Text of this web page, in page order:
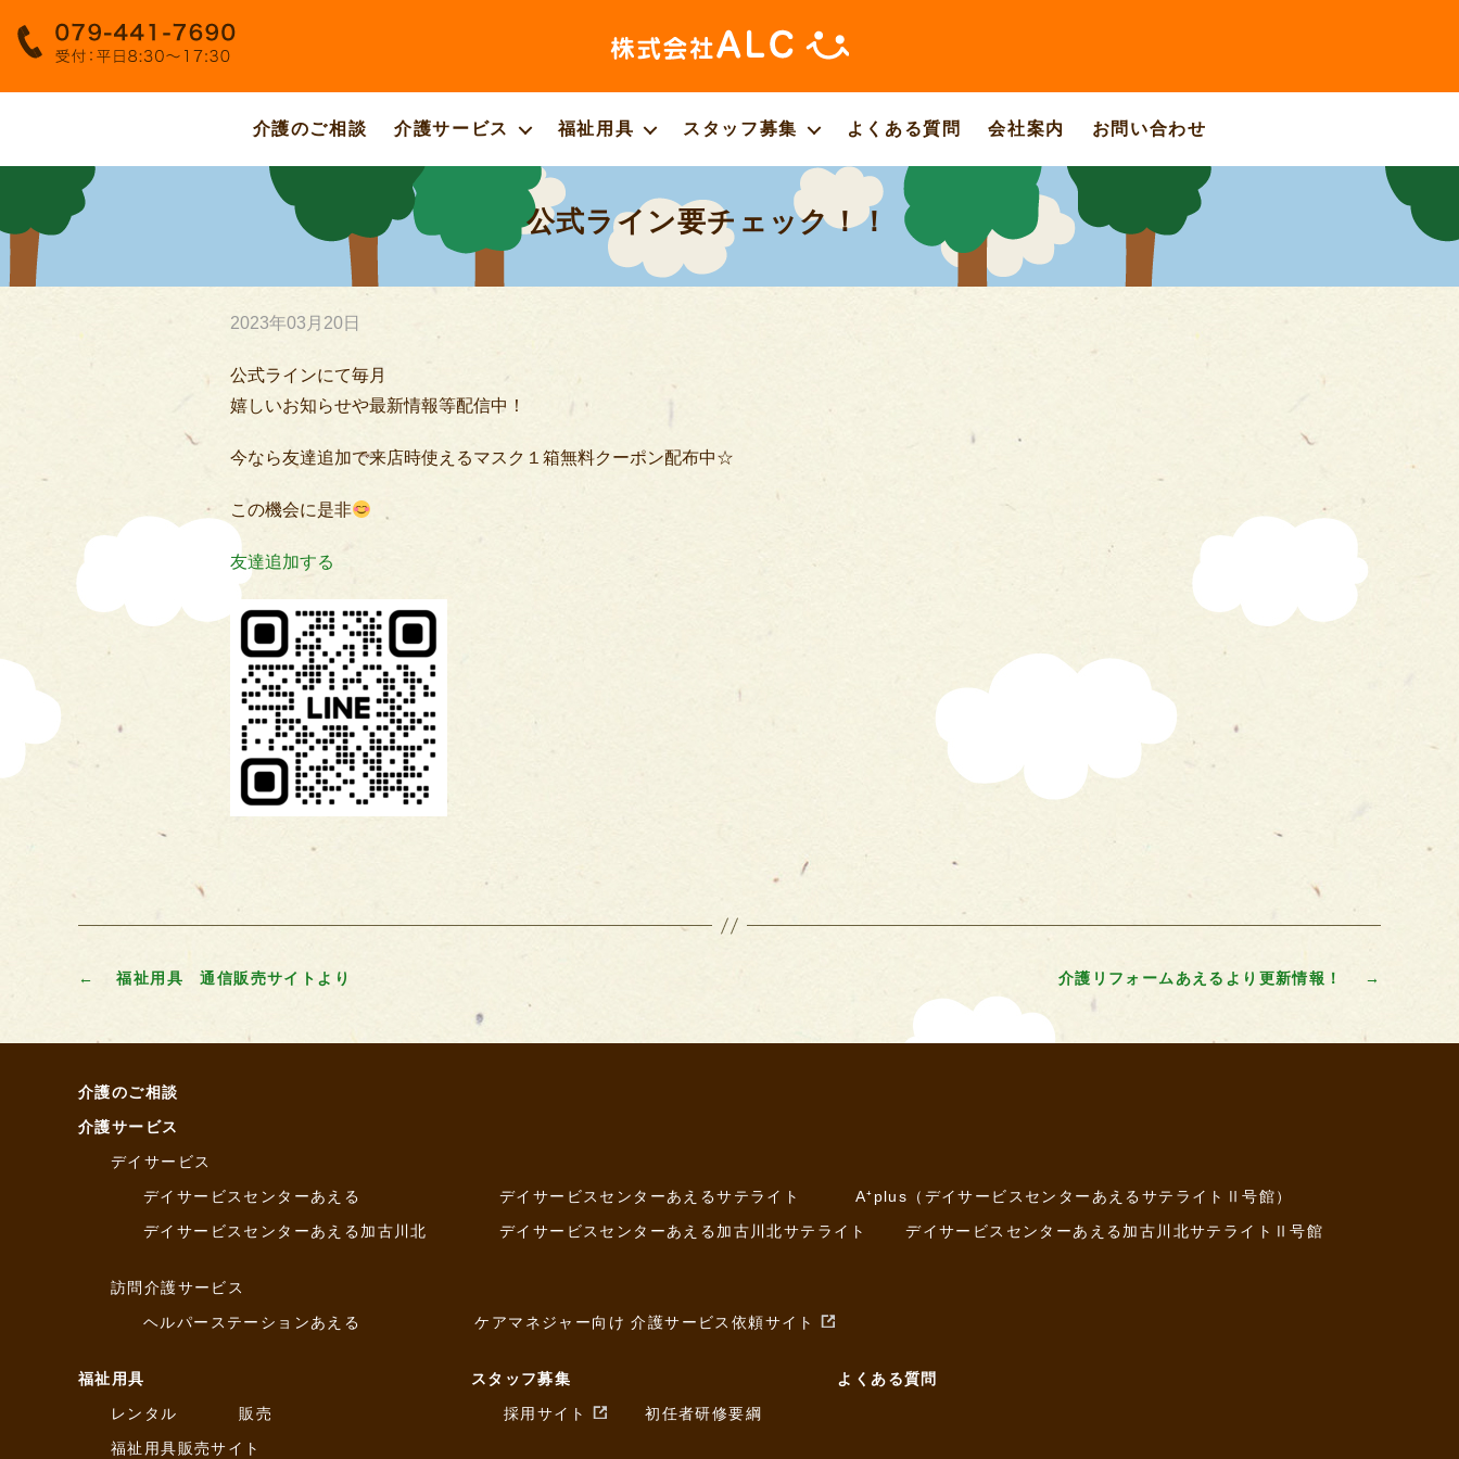
会
式
サ
イ
介護のご相談 介護サービス 福祉用具 スタッフ募集 よくある質問 会社案内 お問い合わせ
公式ライン要チェック！！
2023年03月20日
公式ラインにて毎月
嬉しいお知らせや最新情報等配信中！
今なら友達追加で来店時使えるマスク１箱無料クーポン配布中☆
この機会に是非
友達追加する
← 福祉用具 通信販売サイトより →
介護リフォームあえるより更新情報！
介護のご相談
介護サービス
デイサービス
デイサービスセンターあえる
デイサービスセンターあえるサテライト
A⁺plus（デイサービスセンターあえるサテライトⅡ号館）
デイサービスセンターあえる加古川北
デイサービスセンターあえる加古川北サテライト デイサービスセンターあえる加古川北サテライトⅡ号館
訪問介護サービス
ヘルパーステーションあえる
ケアマネジャー向け 介護サービス依頼サイト
福祉用具
レンタル
販売
福祉用具販売サイト
スタッフ募集
採用サイト
初任者研修要綱
よくある質問